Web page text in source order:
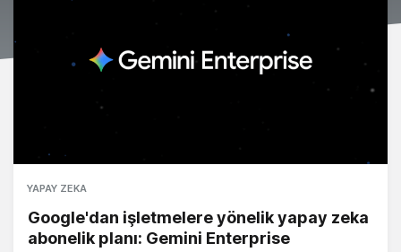
YAPAY ZEKA
Google'dan işletmelere yönelik yapay zeka
abonelik planı: Gemini Enterprise